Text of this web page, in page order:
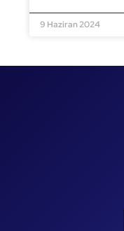
9 Haziran 2024